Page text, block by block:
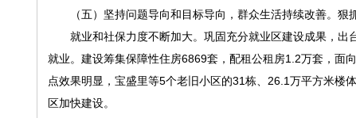
（五）坚持问题导向和目标导向，群众生活持续改善。狠
就业和社保力度不断加大。巩固充分就业区建设成果，出
就业。建设筹集保障性住房6869套，配租公租房1.2万套，面
点效果明显，宝盛里等5个老旧小区的31栋、26.1万平方米楼
区加快建设。